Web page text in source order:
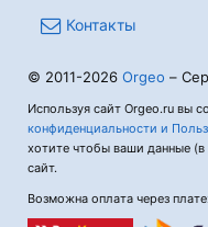
Контакты
© 2011-2026 Orgeo –
Используя сайт Orgeo.ru вы
конфиденциальности и
хотите чтобы ваши данные
сайт.
Возможна оплата через